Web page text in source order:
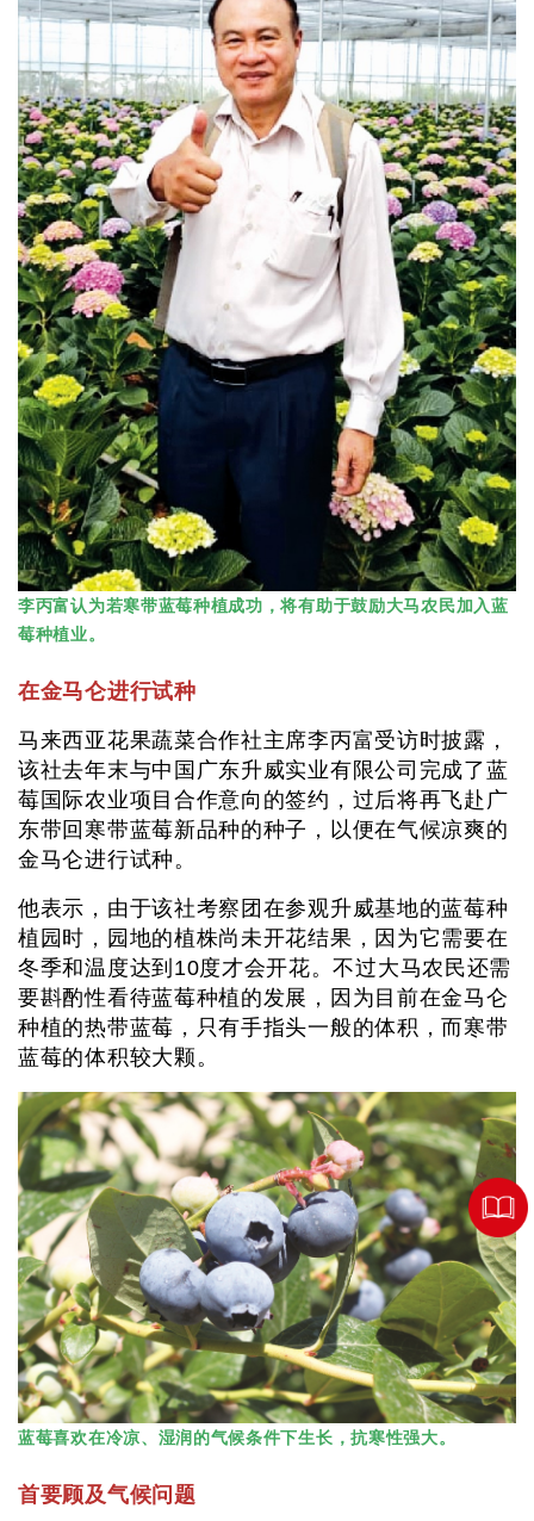
李丙富认为若寒带蓝莓种植成功，将有助于鼓励大马农民加入蓝
莓种植业。
在金马仑进行试种
马来西亚花果蔬菜合作社主席李丙富受访时披露，
该社去年末与中国广东升威实业有限公司完成了蓝
莓国际农业项目合作意向的签约，过后将再飞赴广
东带回寒带蓝莓新品种的种子，以便在气候凉爽的
金马仑进行试种。
他表示，由于该社考察团在参观升威基地的蓝莓种
植园时，园地的植株尚未开花结果，因为它需要在
冬季和温度达到10度才会开花。不过大马农民还需
要斟酌性看待蓝莓种植的发展，因为目前在金马仑
种植的热带蓝莓，只有手指头一般的体积，而寒带
蓝莓的体积较大颗。
蓝莓喜欢在冷凉、湿润的气候条件下生长，抗寒性强大。
首要顾及气候问题